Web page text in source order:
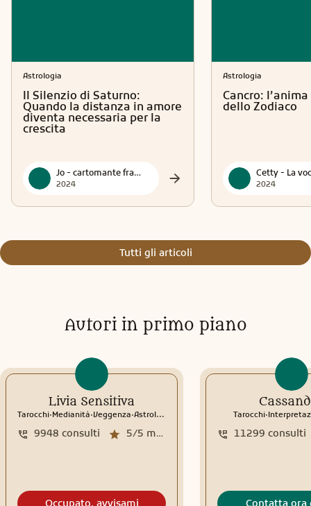
Astrologia
Il Silenzio di Saturno:
Quando la distanza in amore
diventa necessaria per la
crescita
Jo - cartomante francese
2024
Astrologia
Cancro:
dello Zodiaco
2024
Tutti gli articoli
Autori in primo piano
Livia Sensitiva
Tarocchi.Medianità.Veggenza.Astrologia Interpretazione sogni Rune
5/5 media recensioni
9948 consulti
Occupato, avvisami
Tarocchi.
11299 consulti
Contatta ora